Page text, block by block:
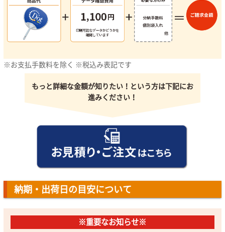
※お支払手数料を除く ※税込み表記です
もっと詳細な金額が知りたい！という方は下記にお
進みください！
納期・出荷日の目安について
※重要なお知らせ※